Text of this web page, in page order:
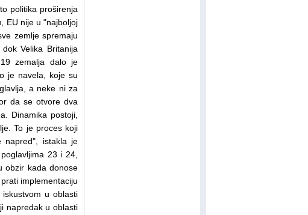
politika proširenja
EU nije u "najboljoj
zemlje spremaju
Velika Britanija
zemalja dalo je
je navela, koje su
a neke ni za
da se otvore dva
Dinamika postoji,
To je proces koji
napred", istakla je
23 i 24,
obzir kada donose
implementaciju
u oblasti
napredak u oblasti